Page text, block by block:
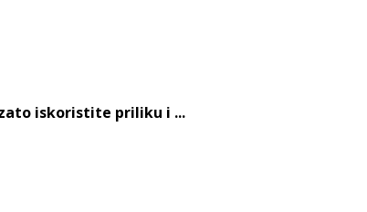
iskoristite priliku i ...